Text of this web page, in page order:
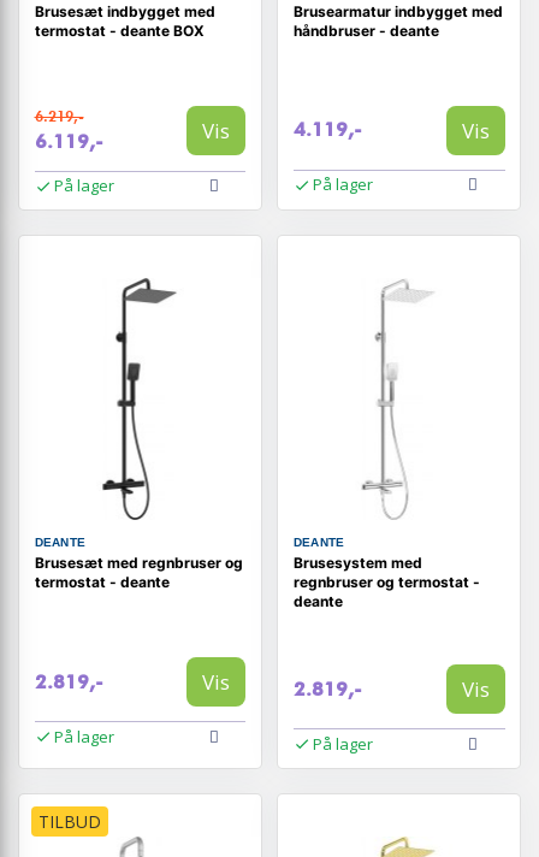
Brusesæt indbygget med
termostat - deante BOX
6.219,-
6.119,- Vis
På lager
Brusearmatur indbygget med
håndbruser - deante
4.119,- Vis
På lager
DEANTE
Brusesæt med regnbruser og
termostat - deante
2.819,- Vis
På lager
DEANTE
Brusesystem med
regnbruser og termostat -
deante
2.819,- Vis
På lager
TILBUD